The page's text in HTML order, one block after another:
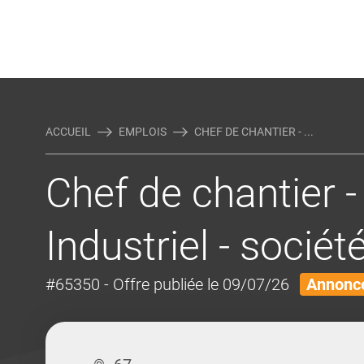
ACCUEIL EMPLOIS CHEF DE CHANTIER - ...
Chef de chantier
Industriel -
#65350 - Offre publiée le 09/07/26